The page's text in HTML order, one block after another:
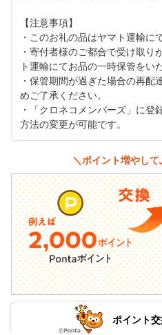
【注意事項】
・このお礼の品はヤマト運輸に
・寄付者様のご都合で受け取り
ト運輸にてお品の一時保管をい
・保管期間が過ぎた場合の再配
めご了承ください。
・「クロネコメンバーズ」に登
方法の変更が可能です。
＼ポイント増やし
ポイント